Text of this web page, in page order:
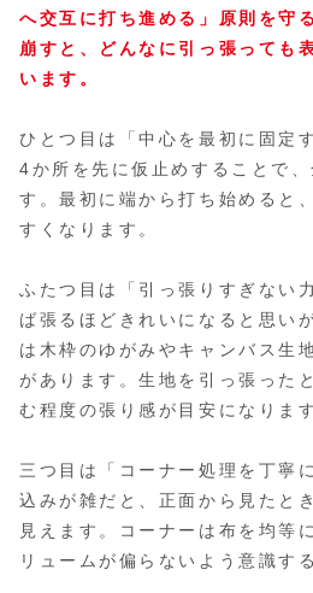
へ交互に打ち進める」原則を守
崩すと、どんなに引っ張っても
います。
ひとつ目は「中心を最初に固定
4か所を先に仮止めすることで
す。最初に端から打ち始めると
すくなります。
ふたつ目は「引っ張りすぎない
ば張るほどきれいになると思い
は木枠のゆがみやキャンバス生
があります。生地を引っ張った
む程度の張り感が目安になります
三つ目は「コーナー処理を丁寧
込みが雑だと、正面から見たと
見えます。コーナーは布を均等
リュームが偏らないよう意識す